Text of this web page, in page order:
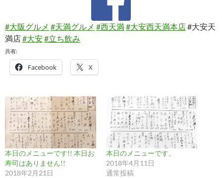
#大阪グルメ #天満グルメ #西天満#大安西天満本店#大安天
満店#大安#立ち飲み
共有:
Facebook X
本日のメニューです!! 本日お
寿司はありません!!
2018年2月21日
本日のメニューです。
2018年4月11日
通常投稿